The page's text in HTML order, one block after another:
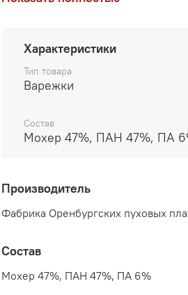
Характеристики
Тип товара
Варежки
Состав
Мохер 47%, ПАН 47%, ПА
Производитель
Фабрика Оренбургских пуховых
Состав
Мохер 47%, ПАН 47%, ПА 6%